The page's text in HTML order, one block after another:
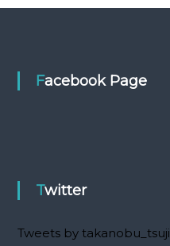
Facebook Page
Twitter
Tweets by takanobu_tsuji